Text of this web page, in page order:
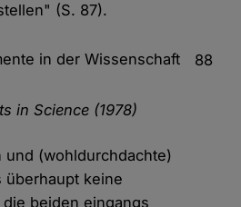
(S. 87).
in der Wissenschaft
88
in Science (1978)
und (wohldurchdachte)
überhaupt keine
beiden eingangs